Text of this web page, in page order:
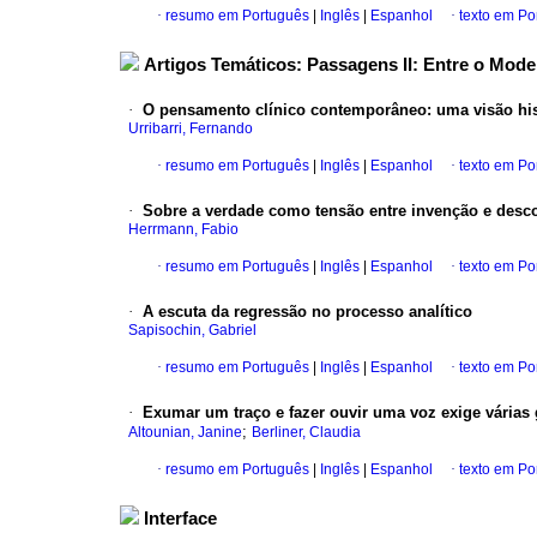
· resumo em Português Inglês Espanhol · texto em
Artigos Temáticos: Passagens II: Entre o
· O pensamento clínico contemporâneo: uma visão
Urribarri, Fernando
· resumo em Português Inglês Espanhol · texto em
· Sobre a verdade como tensão entre invenção e
Herrmann, Fabio
· resumo em Português Inglês Espanhol · texto em
· A escuta da regressão no processo analítico
Sapisochin, Gabriel
· resumo em Português Inglês Espanhol · texto em
· Exumar um traço e fazer ouvir uma voz exige várias
Altounian, Janine; Berliner, Claudia
· resumo em Português Inglês Espanhol · texto em
Interface